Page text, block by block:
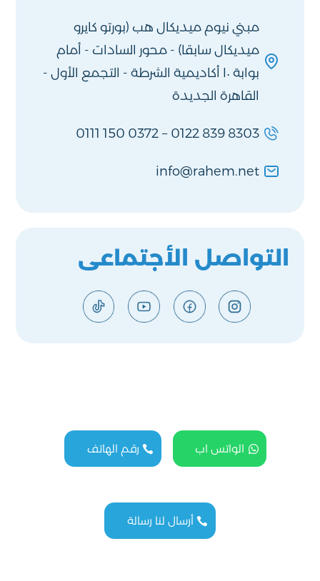
مبني نيوم ميديكال هب (بورتو كايرو
ميديكال سابقا) - محور السادات - أمام
بوابة ١٠ أكاديمية الشرطة - التجمع الأول -
القاهرة الجديدة
0111 150 0372– 0122 839 8303
info@rahem.net
التواصل الأجتماعى
الواتس اب رقم الهاتف
أرسال لنا رسالة